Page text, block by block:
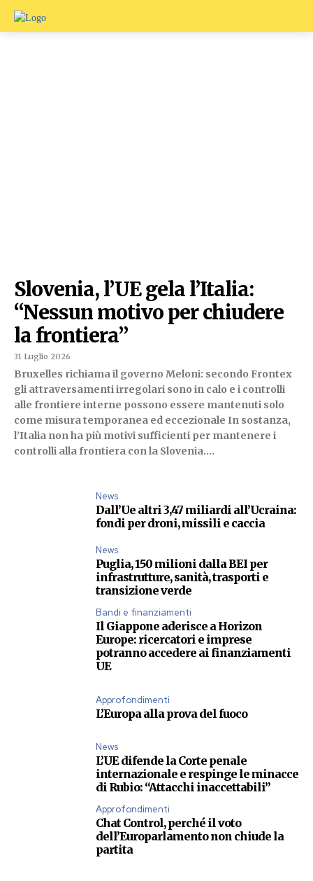
Slovenia, l’UE gela l’Italia:
“Nessun motivo per chiudere
la frontiera”
31 Luglio 2026
Bruxelles richiama il governo Meloni: secondo Frontex
gli attraversamenti irregolari sono in calo e i controlli
alle frontiere interne possono essere mantenuti solo
come misura temporanea ed eccezionale In sostanza,
l’Italia non ha più motivi sufficienti per mantenere i
controlli alla frontiera con la Slovenia....
News
Dall’Ue altri 3,47 miliardi all’Ucraina:
fondi per droni, missili e caccia
News
Puglia, 150 milioni dalla BEI per
infrastrutture, sanità, trasporti e
transizione verde
Bandi e finanziamenti
Il Giappone aderisce a Horizon
Europe: ricercatori e imprese
potranno accedere ai finanziamenti
UE
Approfondimenti
L’Europa alla prova del fuoco
News
L’UE difende la Corte penale
internazionale e respinge le minacce
di Rubio: “Attacchi inaccettabili”
Approfondimenti
Chat Control, perché il voto
dell’Europarlamento non chiude la
partita